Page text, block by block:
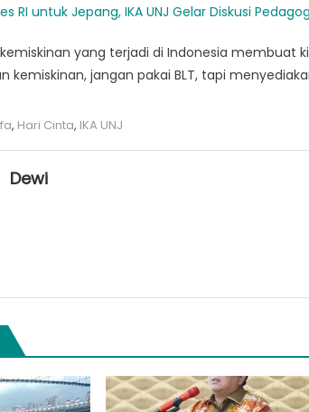
RI untuk Jepang, IKA UNJ Gelar Diskusi
yang terjadi di Indonesia membuat
kemiskinan, jangan pakai BLT, tapi
, Hari Cinta, IKA UNJ
Dewi